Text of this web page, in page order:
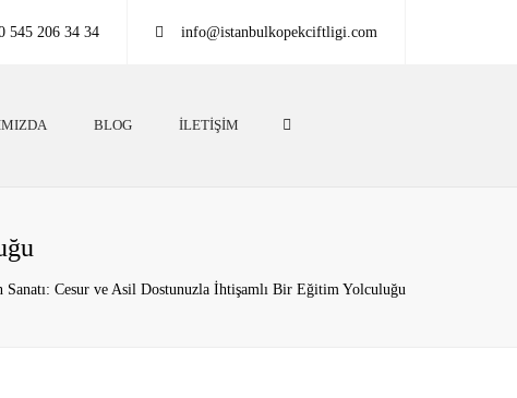
545 206 34 34 info@istanbulkopekciftligi.com
BLOG İLETIŞIM
Cesur ve Asil Dostunuzla İhtişamlı Bir Eğitim Yolculuğu